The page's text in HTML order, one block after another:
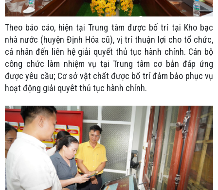
Theo báo cáo, hiện tại Trung tâm được bố trí tại Kho bạc
nhà nước (huyện Định Hóa cũ), vị trí thuận lợi cho tổ chức,
cá nhân đến liên hệ giải quyết thủ tục hành chính. Cán bộ
công chức làm nhiệm vụ tại Trung tâm cơ bản đáp ứng
được yêu cầu; Cơ sở vật chất được bố trí đảm bảo phục vụ
hoạt động giải quyêt thủ tục hành chính.